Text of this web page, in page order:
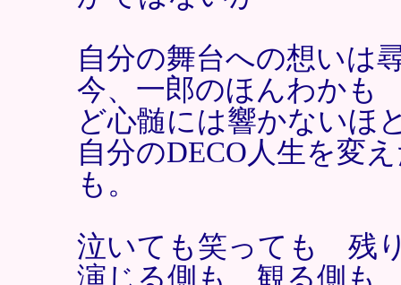
自分の舞台への想いは
今、一郎のほんわか
ど心髄には響かないほ
自分のDECO人生を変
も。
泣いても笑っても 残
演じる側も 観る側も